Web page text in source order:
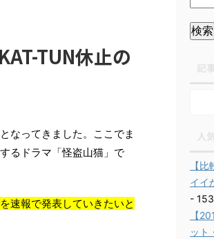
TUN休止の
なってきました。ここでま
るドラマ「怪盗山猫」で
速報で発表していきたいと
【
イイ
-
【
ット